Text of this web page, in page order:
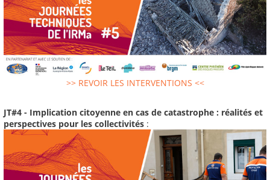
>> REVOIR LES INTERVENTIONS <<
JT#4 - Implication citoyenne en cas de catastrophe : réalités et
perspectives pour les collectivités :